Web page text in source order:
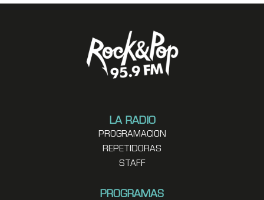
LA RADIO
PROGRAMACION
REPETIDORAS
STAFF
PROGRAMAS